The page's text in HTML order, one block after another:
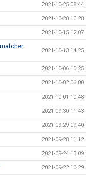
2021-10-25 08:44
2021-10-20 10:28
2021-10-15 12:07
2021-10-13 14:25
2021-10-06 10:25
2021-10-02 06:00
2021-10-01 10:48
2021-09-30 11:43
2021-09-29 09:40
2021-09-28 11:12
2021-09-24 13:09
2021-09-22 10:29